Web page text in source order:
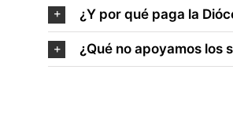
¿Y por qué paga la
¿Qué no apoyamos los